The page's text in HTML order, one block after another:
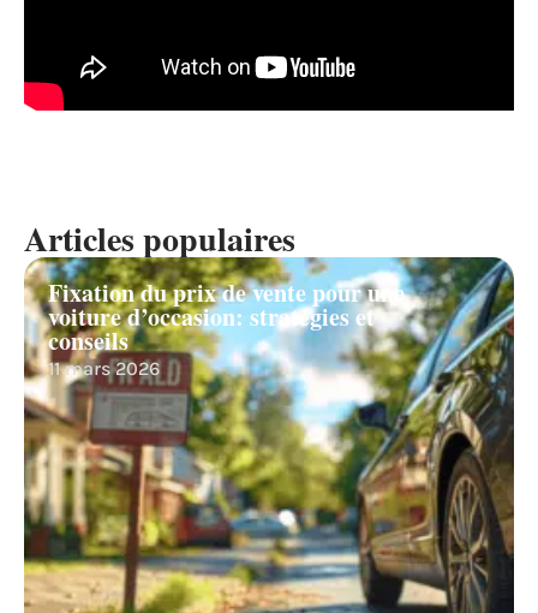
Articles populaires
Fixation du prix de vente pour une
voiture d’occasion: stratégies et
conseils
11 mars 2026